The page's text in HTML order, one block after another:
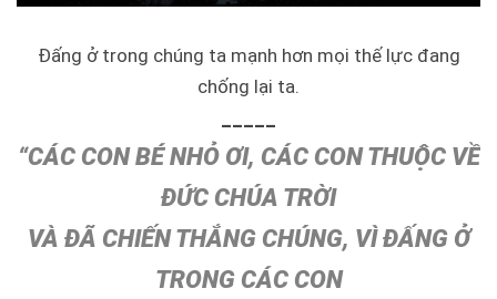
Đấng ở trong chúng ta mạnh hơn mọi thế lực đang
chống lại ta.
“CÁC CON BÉ NHỎ ƠI, CÁC CON THUỘC VỀ
ĐỨC CHÚA TRỜI
VÀ ĐÃ CHIẾN THẮNG CHÚNG, VÌ ĐẤNG Ở
TRONG CÁC CON